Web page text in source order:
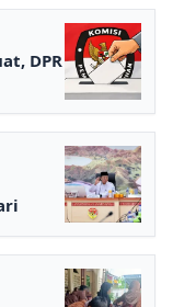
DPR